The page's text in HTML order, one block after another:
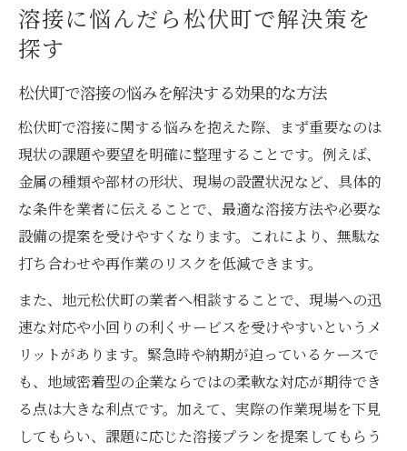
溶接に悩んだら松伏町で解決策を
探す
松伏町で溶接の悩みを解決する効果的な方法
松伏町で溶接に関する悩みを抱えた際、まず重要なのは
現状の課題や要望を明確に整理することです。例えば、
金属の種類や部材の形状、現場の設置状況など、具体的
な条件を業者に伝えることで、最適な溶接方法や必要な
設備の提案を受けやすくなります。これにより、無駄な
打ち合わせや再作業のリスクを低減できます。
また、地元松伏町の業者へ相談することで、現場への迅
速な対応や小回りの利くサービスを受けやすいというメ
リットがあります。緊急時や納期が迫っているケースで
も、地域密着型の企業ならではの柔軟な対応が期待でき
る点は大きな利点です。加えて、実際の作業現場を下見
してもらい、課題に応じた溶接プランを提案してもらう